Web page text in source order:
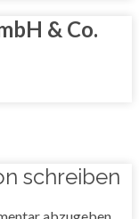
& Co.
schreiben